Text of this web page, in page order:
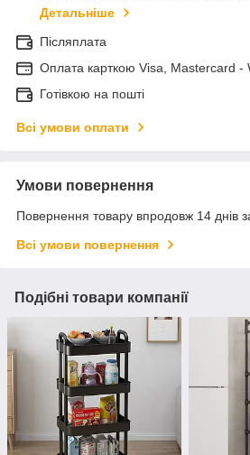
Детальніше
Післяплата
Оплата карткою Visa, Mastercard -
Готівкою на пошті
Всі умови оплати
Умови повернення
Повернення товару впродовж 14 днів
Всі умови повернення
Подібні товари компанії